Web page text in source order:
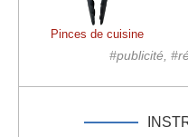
Pinces de cuisine
#publicité,